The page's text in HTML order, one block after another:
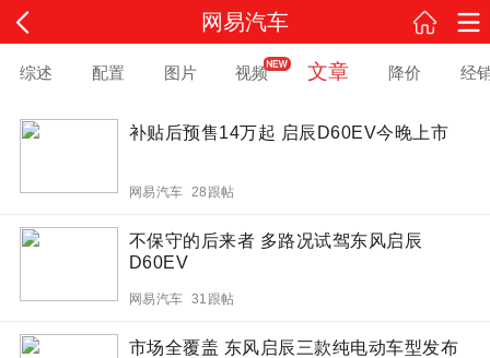
网易汽车
综述 配置 图片 视频 文章 降价 经
补贴后预售14万起 启辰D60EV今晚上市
网易汽车 28跟帖
不保守的后来者 多路况试驾东风启辰
D60EV
网易汽车 31跟帖
市场全覆盖 东风启辰三款纯电动车型发布